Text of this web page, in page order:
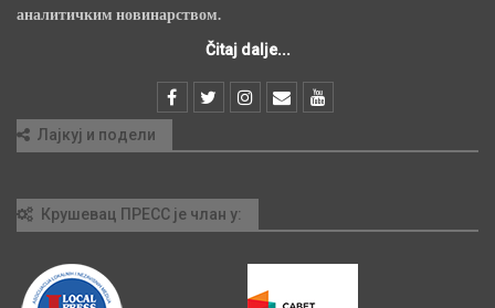
аналитичким новинарством.
Čitaj dalje...
Лајкуј и подели
Крушевац ПРЕСС је члан у: